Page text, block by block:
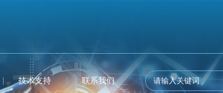
技术支持 联系我们